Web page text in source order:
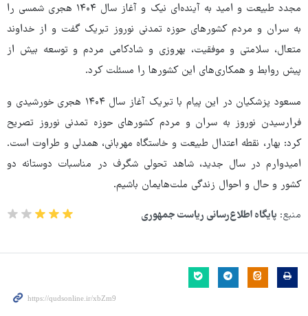
مجدد طبیعت و امید به آینده‌ای نیک و آغاز سال ۱۴۰۴ هجری شمسی را
به سران و مردم کشورهای حوزه تمدنی نوروز تبریک گفت و از خداوند
متعال، سلامتی و موفقیت، بهروزی و شادکامی مردم و توسعه بیش از
پیش روابط و همکاری‌های این کشورها را مسئلت کرد.
مسعود پزشکیان در این پیام با تبریک آغاز سال ۱۴۰۴ هجری خورشیدی و
فرارسیدن نوروز به سران و مردم کشورهای حوزه تمدنی نوروز تصریح
کرد: بهار، نقطه اعتدال طبیعت و خاستگاه مهربانی، همدلی و طراوت است.
امیدوارم در سال جدید، شاهد تحولی شگرف در مناسبات دوستانه دو
کشور و حال و احوال زندگی ملت‌هایمان باشیم.
منبع: پایگاه اطلاع‌رسانی ریاست جمهوری